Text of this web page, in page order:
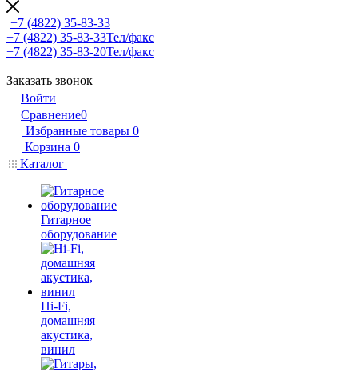
+7 (4822) 35-83-33
+7 (4822) 35-83-33Тел/факс
+7 (4822) 35-83-20Тел/факс
Заказать звонок
Войти
Сравнение0
Избранные товары 0
Корзина 0
Каталог
Гитарное
оборудование
Hi-Fi,
домашняя
акустика,
винил